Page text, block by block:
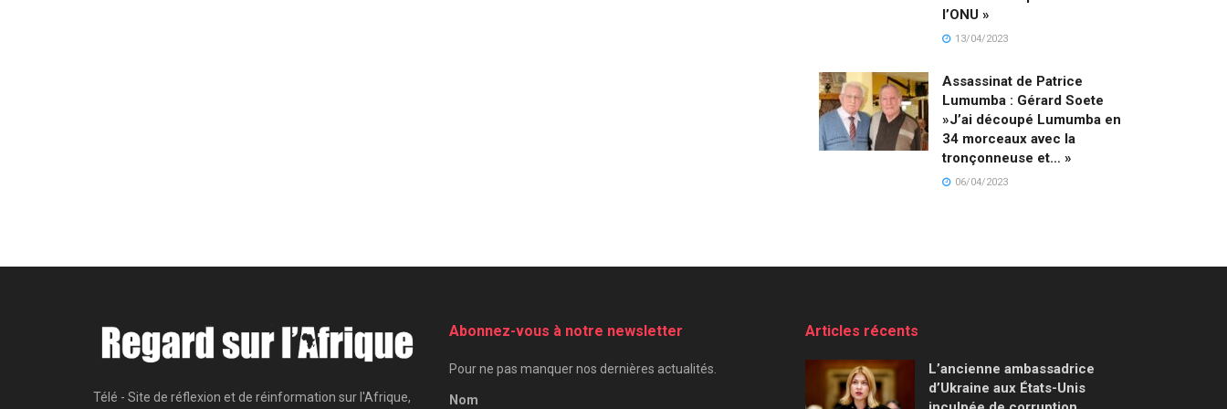
l’ONU »
13/04/2023
Assassinat de Patrice
Lumumba : Gérard Soete
»J’ai découpé Lumumba en
34 morceaux avec la
tronçonneuse et… »
06/04/2023
Télé - Site de réflexion et de réinformation sur l'Afrique,
Abonnez-vous à notre newsletter
Pour ne pas manquer nos dernières actualités.
Nom
Articles récents
L’ancienne ambassadrice
d’Ukraine aux États-Unis